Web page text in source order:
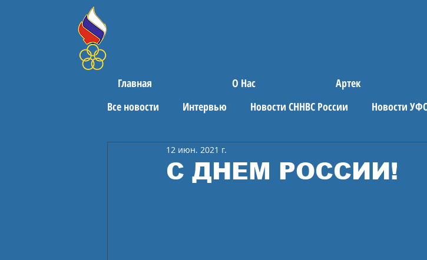
Главная О Нас Артек
Все новости
Интервью Новости СННВС России Новости
Поздравления Спортивные новости
С ДНЕМ РОССИИ!
12 июн. 2021 г.